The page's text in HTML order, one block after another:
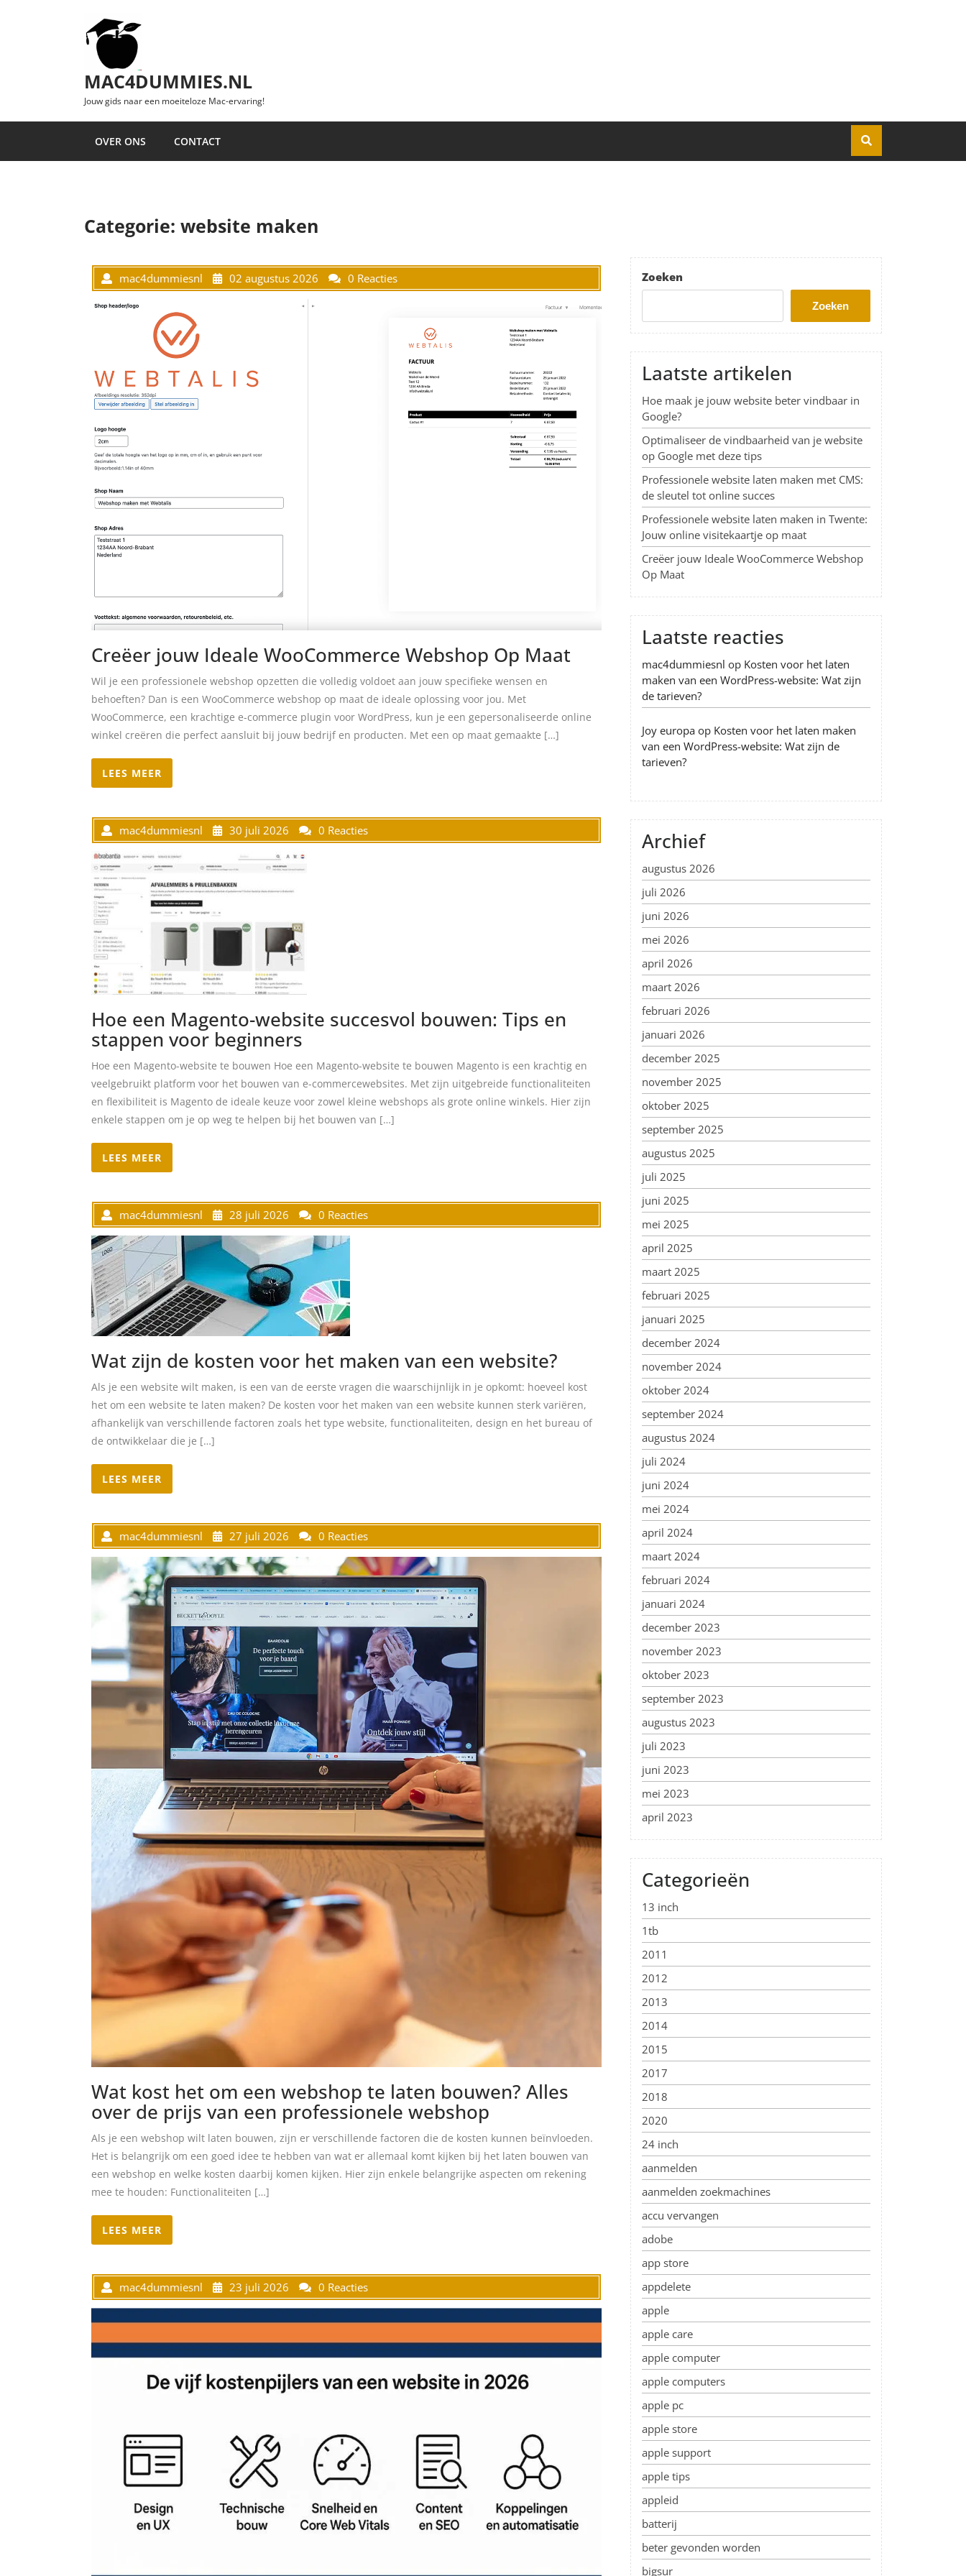
MAC4DUMMIES.NL
Jouw gids naar een moeiteloze Mac-ervaring!
OVER ONS CONTACT
Categorie: website maken
mac4dummiesnl 02 augustus 2026 0 Reacties
Creëer jouw Ideale WooCommerce Webshop Op Maat
Wil je een professionele webshop opzetten die volledig voldoet aan jouw specifieke wensen en
behoeften? Dan is een WooCommerce webshop op maat de ideale oplossing voor jou. Met
WooCommerce, een krachtige e-commerce plugin voor WordPress, kun je een gepersonaliseerde online
winkel creëren die perfect aansluit bij jouw bedrijf en producten. Met een op maat gemaakte […]
LEES MEER
mac4dummiesnl 30 juli 2026 0 Reacties
Hoe een Magento-website succesvol bouwen: Tips en
stappen voor beginners
Hoe een Magento-website te bouwen Hoe een Magento-website te bouwen Magento is een krachtig en
veelgebruikt platform voor het bouwen van e-commercewebsites. Met zijn uitgebreide functionaliteiten
en flexibiliteit is Magento de ideale keuze voor zowel kleine webshops als grote online winkels. Hier zijn
enkele stappen om je op weg te helpen bij het bouwen van […]
LEES MEER
mac4dummiesnl 28 juli 2026 0 Reacties
Wat zijn de kosten voor het maken van een website?
Als je een website wilt maken, is een van de eerste vragen die waarschijnlijk in je opkomt: hoeveel kost
het om een website te laten maken? De kosten voor het maken van een website kunnen sterk variëren,
afhankelijk van verschillende factoren zoals het type website, functionaliteiten, design en het bureau of
de ontwikkelaar die je […]
LEES MEER
mac4dummiesnl 27 juli 2026 0 Reacties
Wat kost het om een webshop te laten bouwen? Alles
over de prijs van een professionele webshop
Als je een webshop wilt laten bouwen, zijn er verschillende factoren die de kosten kunnen beïnvloeden.
Het is belangrijk om een goed idee te hebben van wat er allemaal komt kijken bij het laten bouwen van
een webshop en welke kosten daarbij komen kijken. Hier zijn enkele belangrijke aspecten om rekening
mee te houden: Functionaliteiten […]
LEES MEER
mac4dummiesnl 23 juli 2026 0 Reacties
Zoeken
Zoeken
Laatste artikelen
Hoe maak je jouw website beter vindbaar in
Google?
Optimaliseer de vindbaarheid van je website
op Google met deze tips
Professionele website laten maken met CMS:
de sleutel tot online succes
Professionele website laten maken in Twente:
Jouw online visitekaartje op maat
Creëer jouw Ideale WooCommerce Webshop
Op Maat
Laatste reacties
mac4dummiesnl op Kosten voor het laten
maken van een WordPress-website: Wat zijn
de tarieven?
Joy europa op Kosten voor het laten maken
van een WordPress-website: Wat zijn de
tarieven?
Archief
augustus 2026
juli 2026
juni 2026
mei 2026
april 2026
maart 2026
februari 2026
januari 2026
december 2025
november 2025
oktober 2025
september 2025
augustus 2025
juli 2025
juni 2025
mei 2025
april 2025
maart 2025
februari 2025
januari 2025
december 2024
november 2024
oktober 2024
september 2024
augustus 2024
juli 2024
juni 2024
mei 2024
april 2024
maart 2024
februari 2024
januari 2024
december 2023
november 2023
oktober 2023
september 2023
augustus 2023
juli 2023
juni 2023
mei 2023
april 2023
Categorieën
13 inch
1tb
2011
2012
2013
2014
2015
2017
2018
2020
24 inch
aanmelden
aanmelden zoekmachines
accu vervangen
adobe
app store
appdelete
apple
apple care
apple computer
apple computers
apple pc
apple store
apple support
apple tips
appleid
batterij
beter gevonden worden
bigsur